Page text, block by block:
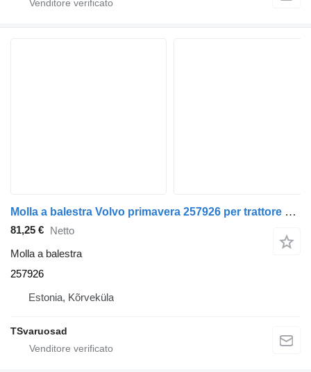
Molla a balestra Volvo primavera 257926 per trattore stradale Volvo FM9
81,25 € Netto
Molla a balestra
257926
Estonia, Kõrveküla
TSvaruosad